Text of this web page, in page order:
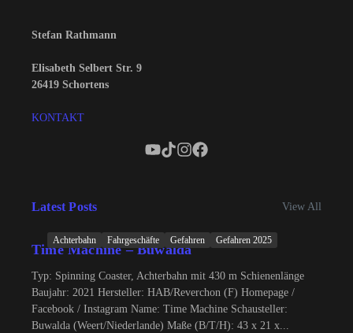
Stefan Rathmann
Elisabeth Selbert Str. 9
26419 Schortens
KONTAKT
Latest Posts View All
Achterbahn Fahrgeschäfte Gefahren Gefahren 2025
Time Machine – Buwalda
Typ: Spinning Coaster, Achterbahn mit 430 m Schienenlänge
Baujahr: 2021 Hersteller: HAB/Reverchon (F) Homepage /
Facebook / Instagram Name: Time Machine Schausteller:
Buwalda (Weert/Niederlande) Maße (B/T/H): 43 x 21 x...